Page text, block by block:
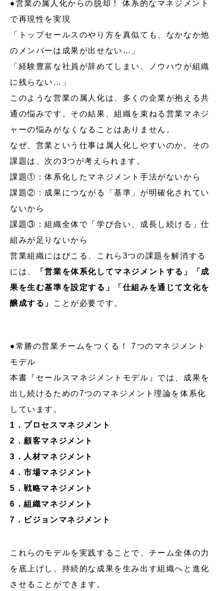
●営業の属人化からの脱却！ 体系的なマネジメント
で再現性を実現
「トップセールスのやり方を真似ても、なかなか他
のメンバーは成果が出せない…」
「経験豊富な社員が辞めてしまい、ノウハウが組織
に残らない…」
このような営業の属人化は、多くの企業が抱える共
通の悩みです。その結果、組織を束ねる営業マネジ
ャーの悩みがなくなることはありません。
なぜ、営業という仕事は属人化しやすいのか。その
課題は、次の3つが考えられます。
課題①：体系化したマネジメント手法がないから
課題②：成果につながる「基準」が明確化されてい
ないから
課題③：組織全体で「学び合い、成長し続ける」仕
組みが足りないから
営業組織にはびこる、これら3つの課題を解消する
には、
「営業を体系化してマネジメントする」「成
果を生む基準を設定する」「仕組みを通じて文化を
醸成する」
ことが必要です。
●常勝の営業チームをつくる！ 7つのマネジメント
モデル
本書『セールスマネジメントモデル』では、成果を
出し続けるための7つのマネジメント理論を体系化
しています。
1．プロセスマネジメント
2．顧客マネジメント
3．人材マネジメント
4．市場マネジメント
5．戦略マネジメント
6．組織マネジメント
7．ビジョンマネジメント
これらのモデルを実践することで、チーム全体の力
を底上げし、持続的な成果を生み出す組織へと進化
させることができます。